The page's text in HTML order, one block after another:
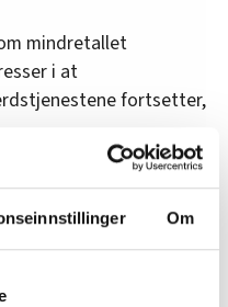
Om
mindretallet
i at
fortsetter,
pekt ut retningen for
fases ut, men uten